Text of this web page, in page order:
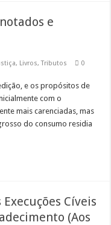
e
, Livros,Tributos 0
e os propósitos de
com o
mais carenciadas, mas
do consumo residia
Cíveis
(Aos